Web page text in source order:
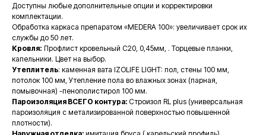
Доступны любые дополнительные опции и корректировки
комплектации.
Обработка каркаса препаратом «MEDERA 100»: увеличивает срок их
службы до 50 лет.
Кровля: Профлист кровельный С20, 0,45мм, . Торцевые планки,
капельники. Цвет на выбор.
Утеплитель: каменная вата IZOLIFE LIGHT: пол, стены 100 мм,
потолок 100 мм, Утепление пола во влажных зонах (парная,
помывочная) -пенополистирол 100 мм.
Пароизоляция ВСЕГО контура: Строизол RL plus (универсальная
пароизоляция с метализированной поверхностью повышенной
плотности).